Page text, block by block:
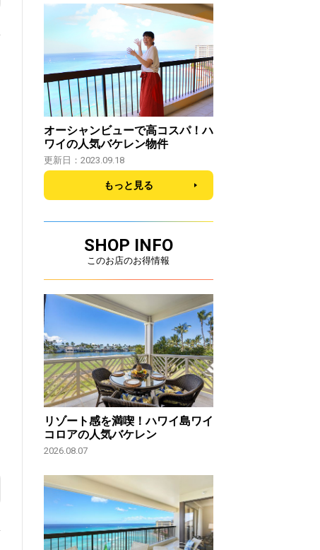
オーシャンビューで高コスパ！ハ
ワイの人気バケレン物件
更新日：2023.09.18
もっと見る
SHOP INFO
このお店のお得情報
リゾート感を満喫！ハワイ島ワイ
コロアの人気バケレン
2026.08.07